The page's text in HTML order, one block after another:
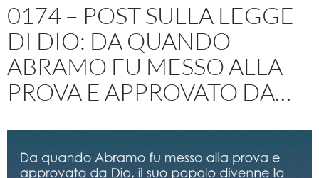
0174 – POST SULLA LEGGE
DI DIO: DA QUANDO
ABRAMO FU MESSO ALLA
PROVA E APPROVATO DA…